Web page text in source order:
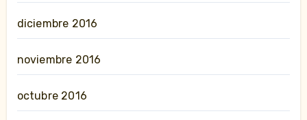
diciembre 2016
noviembre 2016
octubre 2016